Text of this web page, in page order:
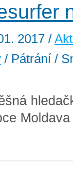
2017 /
/ Pátrání /